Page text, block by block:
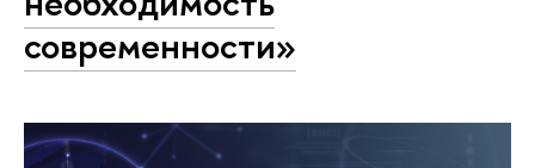
современности»